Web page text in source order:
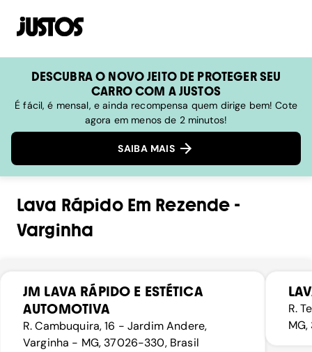
DESCUBRA O NOVO JEITO DE PROTEGER SEU
CARRO COM A JUSTOS
É fácil, é mensal, e ainda recompensa quem dirige bem! Cote
agora em menos de 2 minutos!
SAIBA MAIS
Lava RápidoEm Rezende -
Varginha
JM LAVA RÁPIDO E ESTÉTICA
AUTOMOTIVA
R. Cambuquira, 16 - Jardim Andere,
Varginha - MG, 37026-330, Brasil
R.